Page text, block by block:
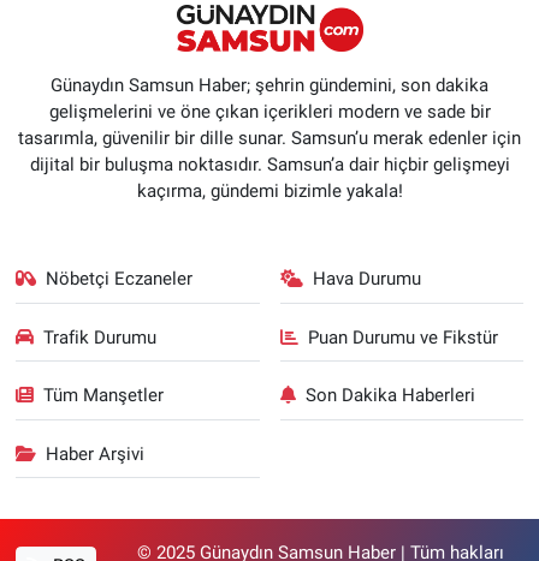
Günaydın Samsun Haber; şehrin gündemini, son dakika
gelişmelerini ve öne çıkan içerikleri modern ve sade bir
tasarımla, güvenilir bir dille sunar. Samsun’u merak edenler için
dijital bir buluşma noktasıdır. Samsun’a dair hiçbir gelişmeyi
kaçırma, gündemi bizimle yakala!
Nöbetçi Eczaneler Hava Durumu
Trafik Durumu Puan Durumu ve Fikstür
Tüm Manşetler Son Dakika Haberleri
Haber Arşivi
© 2025 Günaydın Samsun Haber | Tüm hakları